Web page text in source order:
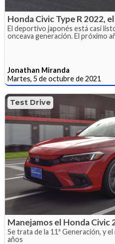
Honda Civic Type R 2022,
El deportivo japonés está casi
onceava generación. El próximo
Jonathan Miranda
Martes, 5 de octubre de 2021
Test Drive
Manejamos el Honda Civic
Se trata de la 11ª Generación, y
años